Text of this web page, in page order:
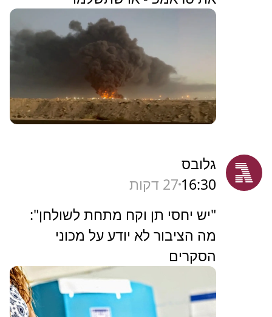
גלובס
16:30 27 דקות
"יש יחסי תן וקח מתחת לשולחן":
מה הציבור לא יודע על מכוני
הסקרים